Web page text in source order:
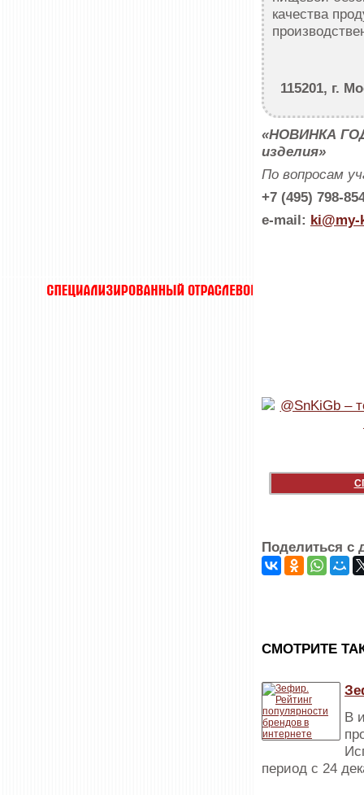
качества
115201, г.
«НОВИНКА
изделия»
По вопросам
+7 (495) 798-
e-mail:
Поделиться с
CМОТРИТЕ
В
период с 24